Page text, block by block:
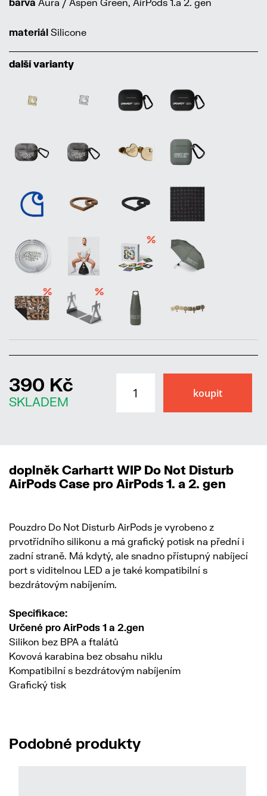
barva Aura / Aspen Green, AirPods 1.a 2. gen
materiál Silicone
další varianty
%
% %
390 Kč
SKLADEM
doplněk Carhartt WIP Do Not Disturb
AirPods Case pro AirPods 1. a 2. gen
Pouzdro Do Not Disturb AirPods je vyrobeno z
prvotřídního silikonu a má grafický potisk na přední i
zadní straně. Má kdytý, ale snadno přístupný nabíjecí
port s viditelnou LED a je také kompatibilní s
bezdrátovým nabíjením.
Specifikace:
Určené pro AirPods 1 a 2.gen
Silikon bez BPA a ftalátů
Kovová karabina bez obsahu niklu
Kompatibilní s bezdrátovým nabíjením
Grafický tisk
Podobné produkty